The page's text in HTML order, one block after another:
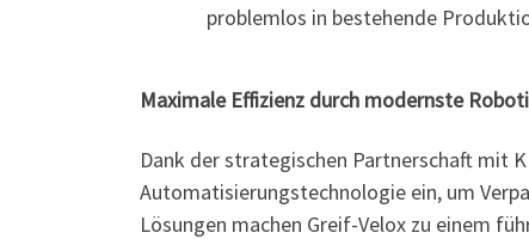
problemlos in bestehende
Maximale Effizienz durch modernste
Dank der strategischen Partnerschaft mit
Automatisierungstechnologie ein, um
Lösungen machen Greif-Velox zu einem